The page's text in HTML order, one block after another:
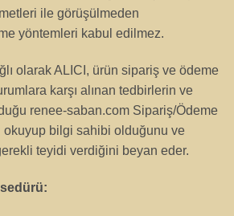
ile görüşülmeden
yöntemleri kabul edilmez.
olarak ALICI, ürün sipariş ve ödeme
karşı alınan tedbirlerin ve
renee-saban.com Sipariş/Ödeme
bilgi sahibi olduğunu ve
teyidi verdiğini beyan eder.